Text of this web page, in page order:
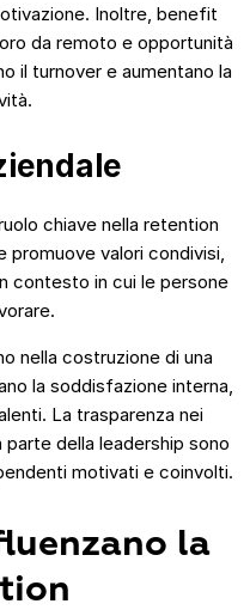
Inoltre, benefit
da remoto e opportunità
il turnover e aumentano la
chiave nella retention
valori condivisi,
contesto in cui le persone
nella costruzione di una
la soddisfazione interna,
La trasparenza nei
della leadership sono
motivati e coinvolti.
la